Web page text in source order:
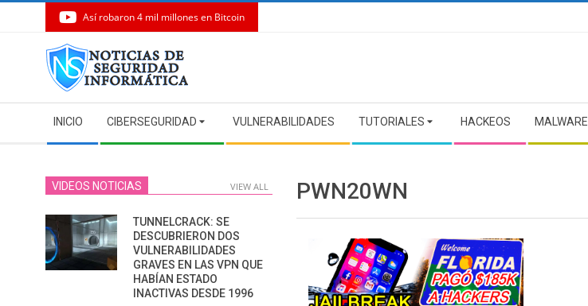
Así robaron 4 mil millones en Bitcoin
Navigation
Menu
INICIO CIBERSEGURIDAD VULNERABILIDADES TUTORIALES HACKEOS MALWARE
PWN20WN
VIDEOS NOTICIAS VIEW ALL
TUNNELCRACK: SE
DESCUBRIERON DOS
VULNERABILIDADES
GRAVES EN LAS VPN QUE
HABÍAN ESTADO
INACTIVAS DESDE 1996